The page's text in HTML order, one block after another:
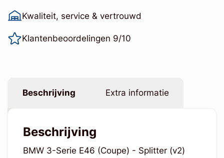
Kwaliteit, service & vertrouwd
Klantenbeoordelingen 9/10
Beschrijving Extra informatie
Beschrijving
BMW 3-Serie E46 (Coupe) - Splitter (v2)